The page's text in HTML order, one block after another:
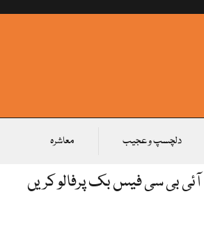
دلچسپ و عجیب معاشرہ
آئی بی سی فیس بک پرفالو کریں